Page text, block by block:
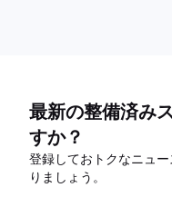
最新の整備済み
すか？
登録しておトクなニュ
りましょう。